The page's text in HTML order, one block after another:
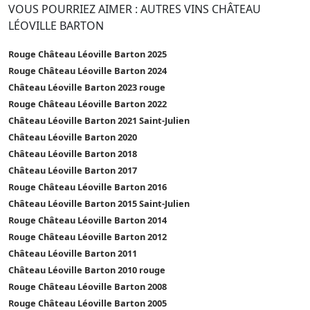
VOUS POURRIEZ AIMER : AUTRES VINS CHÂTEAU
LÉOVILLE BARTON
Rouge Château Léoville Barton 2025
Rouge Château Léoville Barton 2024
Château Léoville Barton 2023 rouge
Rouge Château Léoville Barton 2022
Château Léoville Barton 2021 Saint-Julien
Château Léoville Barton 2020
Château Léoville Barton 2018
Château Léoville Barton 2017
Rouge Château Léoville Barton 2016
Château Léoville Barton 2015 Saint-Julien
Rouge Château Léoville Barton 2014
Rouge Château Léoville Barton 2012
Château Léoville Barton 2011
Château Léoville Barton 2010 rouge
Rouge Château Léoville Barton 2008
Rouge Château Léoville Barton 2005